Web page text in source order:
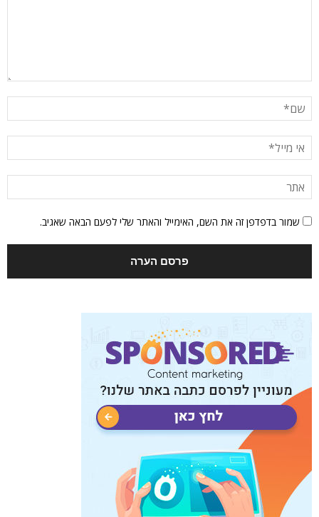
שמור בדפדפן זה את השם, האימייל והאתר שלי לפעם הבאה שאגיב.